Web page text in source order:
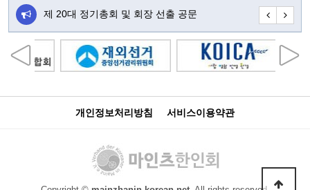
제 20대 정기총회 및 회장 선출 공문 초대합니
개인정보처리방침 서비스이용약관